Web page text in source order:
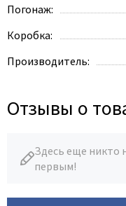
Profilo Porte
Protector
STR
Tupai
Uberture
Погонаж:
Коробка:
Производитель:
Отзывы о
Здесь еще никто
первым!